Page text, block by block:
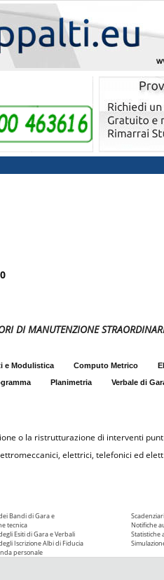
MANUTENZIONE
e Modulistica Computo Metrico
Planimetria Verbale di
o la ristrutturazione di interventi
elettrici, telefonici ed
Bandi di Gara e
tecnica
Esiti di Gara e Verbali
Iscrizione Albi di Fiducia
personale
Notifiche
Statistiche